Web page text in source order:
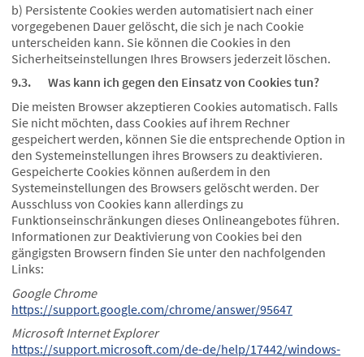
b) Persistente Cookies werden automatisiert nach einer
vorgegebenen Dauer gelöscht, die sich je nach Cookie
unterscheiden kann. Sie können die Cookies in den
Sicherheitseinstellungen Ihres Browsers jederzeit löschen.
9.3. Was kann ich gegen den Einsatz von Cookies tun?
Die meisten Browser akzeptieren Cookies automatisch. Falls
Sie nicht möchten, dass Cookies auf ihrem Rechner
gespeichert werden, können Sie die entsprechende Option in
den Systemeinstellungen ihres Browsers zu deaktivieren.
Gespeicherte Cookies können außerdem in den
Systemeinstellungen des Browsers gelöscht werden. Der
Ausschluss von Cookies kann allerdings zu
Funktionseinschränkungen dieses Onlineangebotes führen.
Informationen zur Deaktivierung von Cookies bei den
gängigsten Browsern finden Sie unter den nachfolgenden
Links:
Google Chrome
https://support.google.com/chrome/answer/95647
Microsoft Internet Explorer
https://support.microsoft.com/de-de/help/17442/windows-